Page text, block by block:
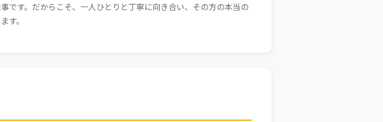
です。だからこそ、一人ひとりと丁寧に向き合い、その方の本当の
す。